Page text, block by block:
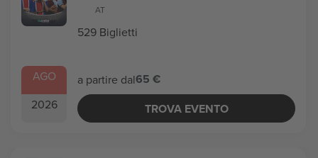
AGO
2026
AT
529 Biglietti
a partire dal65 €
TROVA EVENTO